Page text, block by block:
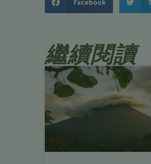
Facebook
繼續閱讀